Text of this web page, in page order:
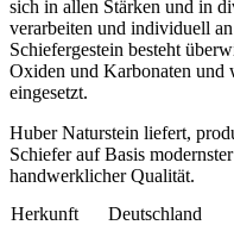
sich in allen Stärken und in
verarbeiten und individuell
Schiefergestein besteht
Oxiden und Karbonaten und
eingesetzt.
Huber Naturstein liefert,
Schiefer auf Basis
handwerklicher Qualität.
Herkunft
Deutschland